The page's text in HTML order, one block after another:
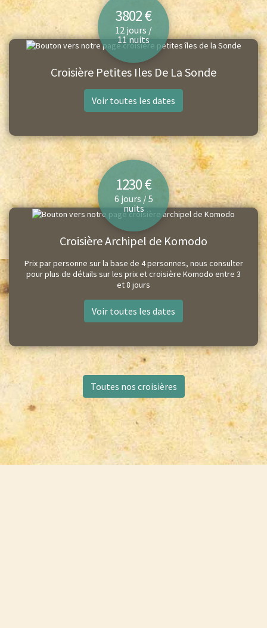
3802 €
12 jours /
11 nuits
Croisière Petites Iles De La Sonde
Voir toutes les dates
1230 €
6 jours / 5
nuits
Croisière Archipel de Komodo
Prix par personne sur la base de 4 personnes, nous consulter
pour plus de détails sur les prix et croisière Komodo entre 3
et 8 jours
Voir toutes les dates
Toutes nos croisières